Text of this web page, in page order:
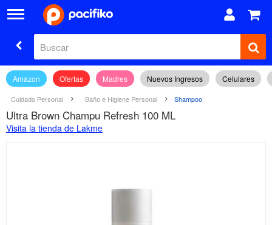
Amazon Ofertas Madres Nuevos Ingresos Celulares
Cuidado Personal Baño e Higiene Personal Shampoo
Ultra Brown Champu Refresh 100 ML
Visita la tienda de Lakme